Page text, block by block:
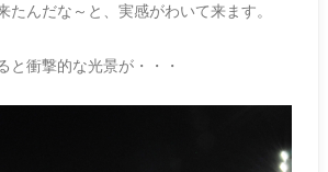
たんだな～と、実感がわいて来ます。
と衝撃的な光景が・・・